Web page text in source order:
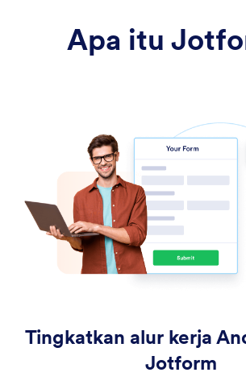
Apa itu
Tingkatkan alur kerja
Jotform